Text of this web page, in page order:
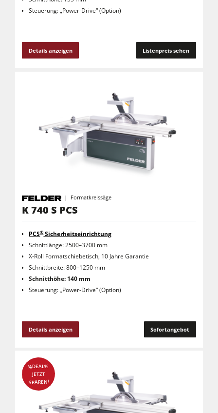
Steuerung: „Power-Drive“ (Option)
Details anzeigen Listenpreis sehen
Formatkreissäge
K 740 S PCS
PCS®Sicherheitseinrichtung
Schnittlänge: 2500–3700 mm
X-Roll Formatschiebetisch, 10 Jahre Garantie
Schnittbreite: 800–1250 mm
Schnitthöhe: 140 mm
Steuerung: „Power-Drive“ (Option)
Details anzeigen Sofortangebot
%DEAL%
JETZT
SPAREN!